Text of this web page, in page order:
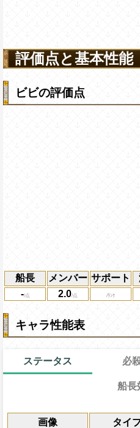
評価点と基本性能
ビビの評価点
船長 メンバー サポート
-
2.0
キャラ性能表
ステータス
画像 タイ
必
通常
船長